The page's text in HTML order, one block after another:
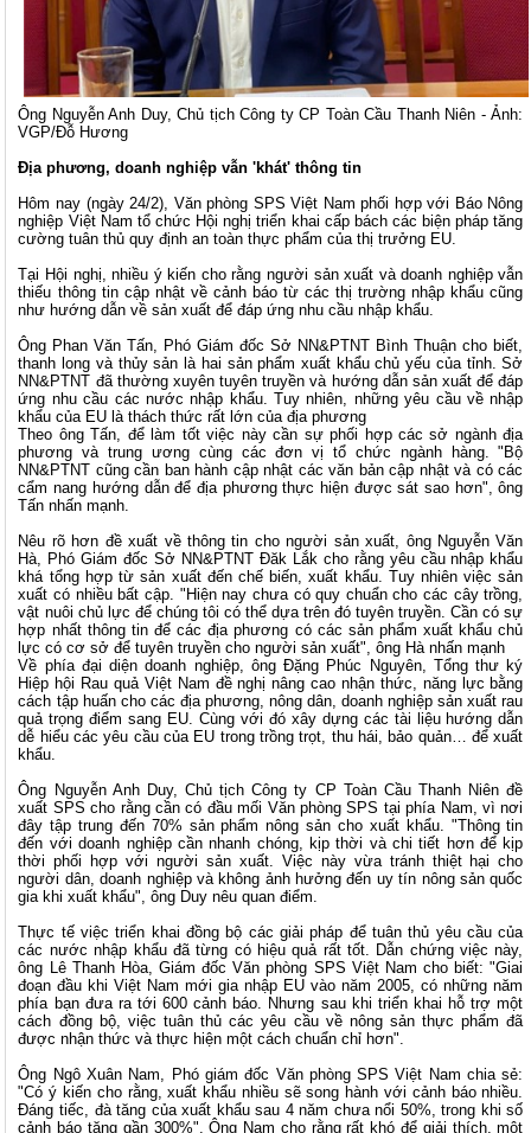
Ông Nguyễn Anh Duy, Chủ tịch Công ty CP Toàn Cầu Thanh Niên - Ảnh:
VGP/Đỗ Hương
Địa phương, doanh nghiệp vẫn 'khát' thông tin
Hôm nay (ngày 24/2), Văn phòng SPS Việt Nam phối hợp với Báo Nông
nghiệp Việt Nam tổ chức Hội nghị triển khai cấp bách các biện pháp tăng
cường tuân thủ quy định an toàn thực phẩm của thị trưởng EU.
Tại Hội nghị, nhiều ý kiến cho rằng người sản xuất và doanh nghiệp vẫn
thiếu thông tin cập nhật về cảnh báo từ các thị trường nhập khẩu cũng
như hướng dẫn về sản xuất để đáp ứng nhu cầu nhập khẩu.
Ông Phan Văn Tấn, Phó Giám đốc Sở NN&PTNT Bình Thuận cho biết,
thanh long và thủy sản là hai sản phẩm xuất khẩu chủ yếu của tỉnh. Sở
NN&PTNT đã thường xuyên tuyên truyền và hướng dẫn sản xuất để đáp
ứng nhu cầu các nước nhập khẩu. Tuy nhiên, những yêu cầu về nhập
khẩu của EU là thách thức rất lớn của địa phương
Theo ông Tấn, để làm tốt việc này cần sự phối hợp các sở ngành địa
phương và trung ương cùng các đơn vị tổ chức ngành hàng. "Bộ
NN&PTNT cũng cần ban hành cập nhật các văn bản cập nhật và có các
cẩm nang hướng dẫn để địa phương thực hiện được sát sao hơn", ông
Tấn nhấn mạnh.
Nêu rõ hơn đề xuất về thông tin cho người sản xuất, ông Nguyễn Văn
Hà, Phó Giám đốc Sở NN&PTNT Đăk Lắk cho rằng yêu cầu nhập khẩu
khá tổng hợp từ sản xuất đến chế biến, xuất khẩu. Tuy nhiên việc sản
xuất có nhiều bất cập. "Hiện nay chưa có quy chuẩn cho các cây trồng,
vật nuôi chủ lực để chúng tôi có thể dựa trên đó tuyên truyền. Cần có sự
hợp nhất thông tin để các địa phương có các sản phẩm xuất khẩu chủ
lực có cơ sở để tuyên truyền cho người sản xuất", ông Hà nhấn mạnh
Về phía đại diện doanh nghiệp, ông Đặng Phúc Nguyên, Tổng thư ký
Hiệp hội Rau quả Việt Nam đề nghị nâng cao nhận thức, năng lực bằng
cách tập huấn cho các địa phương, nông dân, doanh nghiệp sản xuất rau
quả trọng điểm sang EU. Cùng với đó xây dựng các tài liệu hướng dẫn
dễ hiểu các yêu cầu của EU trong trồng trọt, thu hái, bảo quản… để xuất
khẩu.
Ông Nguyễn Anh Duy, Chủ tịch Công ty CP Toàn Cầu Thanh Niên đề
xuất SPS cho rằng cần có đầu mối Văn phòng SPS tại phía Nam, vì nơi
đây tập trung đến 70% sản phẩm nông sản cho xuất khẩu. "Thông tin
đến với doanh nghiệp cần nhanh chóng, kịp thời và chi tiết hơn để kịp
thời phối hợp với người sản xuất. Việc này vừa tránh thiệt hại cho
người dân, doanh nghiệp và không ảnh hưởng đến uy tín nông sản quốc
gia khi xuất khẩu", ông Duy nêu quan điểm.
Thực tế việc triển khai đồng bộ các giải pháp để tuân thủ yêu cầu của
các nước nhập khẩu đã từng có hiệu quả rất tốt. Dẫn chứng việc này,
ông Lê Thanh Hòa, Giám đốc Văn phòng SPS Việt Nam cho biết: "Giai
đoạn đầu khi Việt Nam mới gia nhập EU vào năm 2005, có những năm
phía bạn đưa ra tới 600 cảnh báo. Nhưng sau khi triển khai hỗ trợ một
cách đồng bộ, việc tuân thủ các yêu cầu về nông sản thực phẩm đã
được nhận thức và thực hiện một cách chuẩn chỉ hơn".
Ông Ngô Xuân Nam, Phó giám đốc Văn phòng SPS Việt Nam chia sẻ:
"Có ý kiến cho rằng, xuất khẩu nhiều sẽ song hành với cảnh báo nhiều.
Đáng tiếc, đà tăng của xuất khẩu sau 4 năm chưa nổi 50%, trong khi số
cảnh báo tăng gần 300%". Ông Nam cho rằng rất khó để giải thích, một